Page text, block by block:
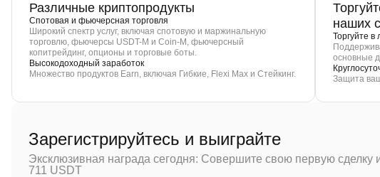
Различные криптопродукты
Спотовая и фьючерсная торговля
Широкий спектр услуг, включая спотовую и маржинальную
торговлю, фьючерсы USDT-M и Coin-M, фьючерсный
копитрейдинг, опционы и торговые боты.
Высокодоходный заработок
Множество продуктов Earn, включая Гибкие, Flexi Max и Стейкинг.
наших
Торгуйте
основные
Защита
Зарегистрируйтесь и выиграйте
Эксклюзивная награда сегодня: Совершите свою первую сделку
711 USDT